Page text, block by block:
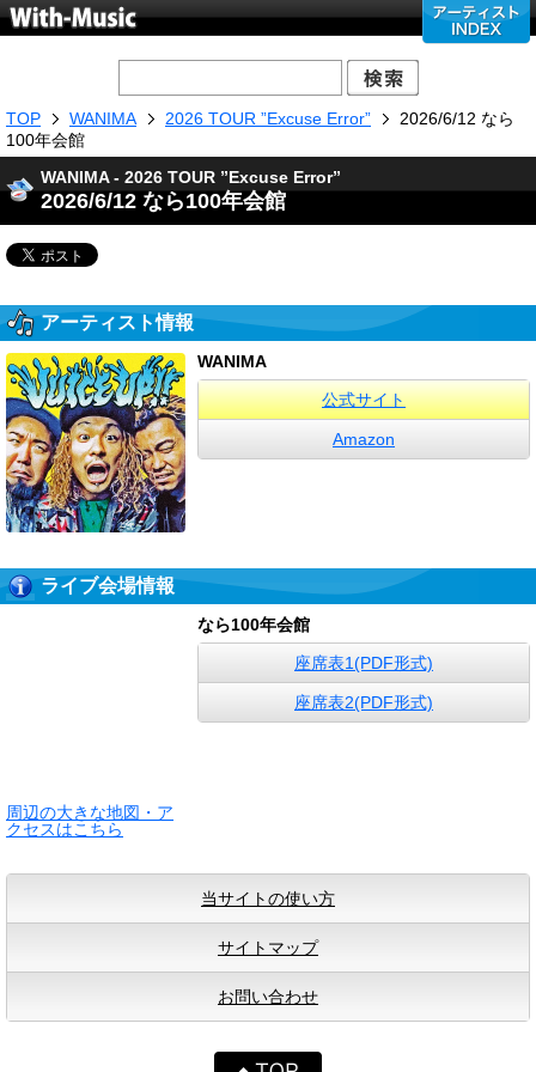
TOP WANIMA 2026 TOUR ”Excuse Error”
2026/6/12 なら
100年会館
WANIMA - 2026 TOUR ”Excuse Error”
2026/6/12 なら100年会館
アーティスト情報
WANIMA
公式サイト
Amazon
ライブ会場情報
周辺の大きな地図・ア
クセスはこちら
なら100年会館
座席表1(PDF形式)
座席表2(PDF形式)
当サイトの使い方
サイトマップ
お問い合わせ